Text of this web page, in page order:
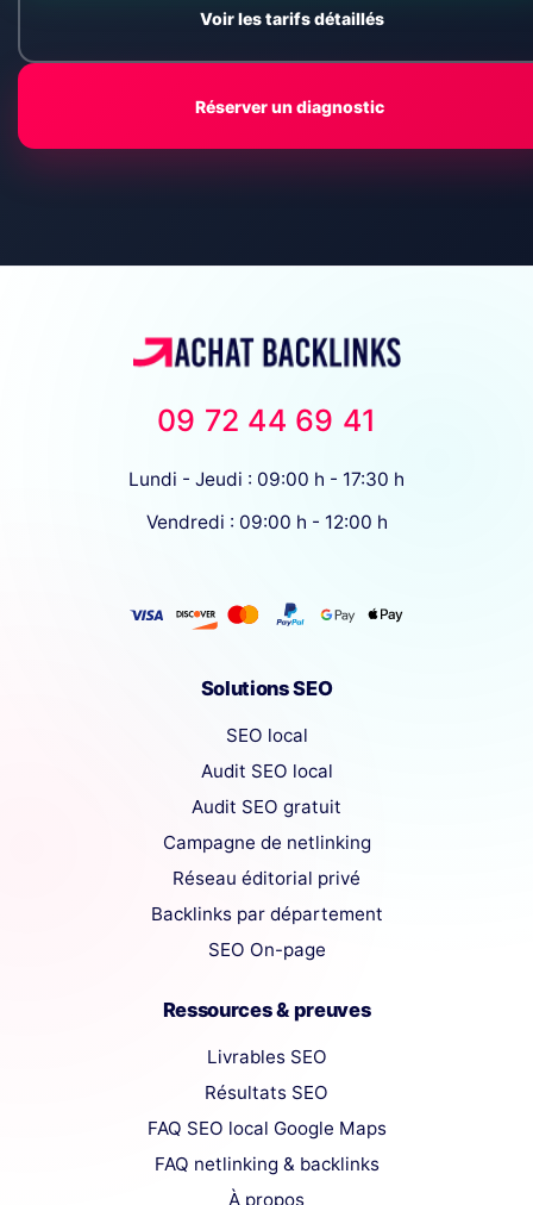
Voir les tarifs détaillés
Réserver un diagnostic
09 72 44 69 41
Lundi - Jeudi : 09:00 h - 17:30 h
Vendredi : 09:00 h - 12:00 h
Solutions SEO
SEO local
Audit SEO local
Audit SEO gratuit
Campagne de netlinking
Réseau éditorial privé
Backlinks par département
SEO On-page
Ressources & preuves
Livrables SEO
Résultats SEO
FAQ SEO local Google Maps
FAQ netlinking & backlinks
À propos